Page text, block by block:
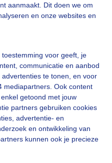
aanmaakt. Dit doen we om
en onze websites en
voor geeft, je
communicatie en aanbod
te tonen, en voor
mediapartners. Ook content
getoond met jouw
partners gebruiken cookies
advertentie- en
en ontwikkeling van
kunnen ook je precieze